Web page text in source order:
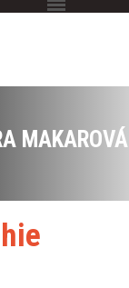
MAKAROVÁ